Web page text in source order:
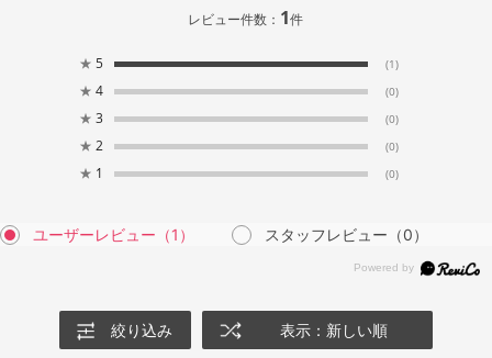
レビュー件数： 1件
★ 5 (1)
★ 4 (0)
★ 3 (0)
★ 2 (0)
★ 1 (0)
ユーザーレビュー （1） スタッフレビュー （0）
絞り込み 表示：新しい順